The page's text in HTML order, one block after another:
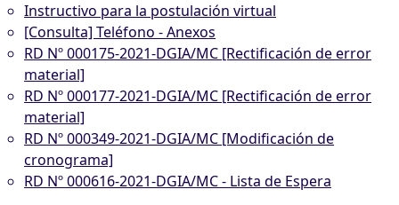
Instructivo para la postulación virtual
[Consulta] Teléfono - Anexos
RD Nº 000175-2021-DGIA/MC [Rectificación de error
material]
RD Nº 000177-2021-DGIA/MC [Rectificación de error
material]
RD Nº 000349-2021-DGIA/MC [Modificación de
cronograma]
RD Nº 000616-2021-DGIA/MC - Lista de Espera